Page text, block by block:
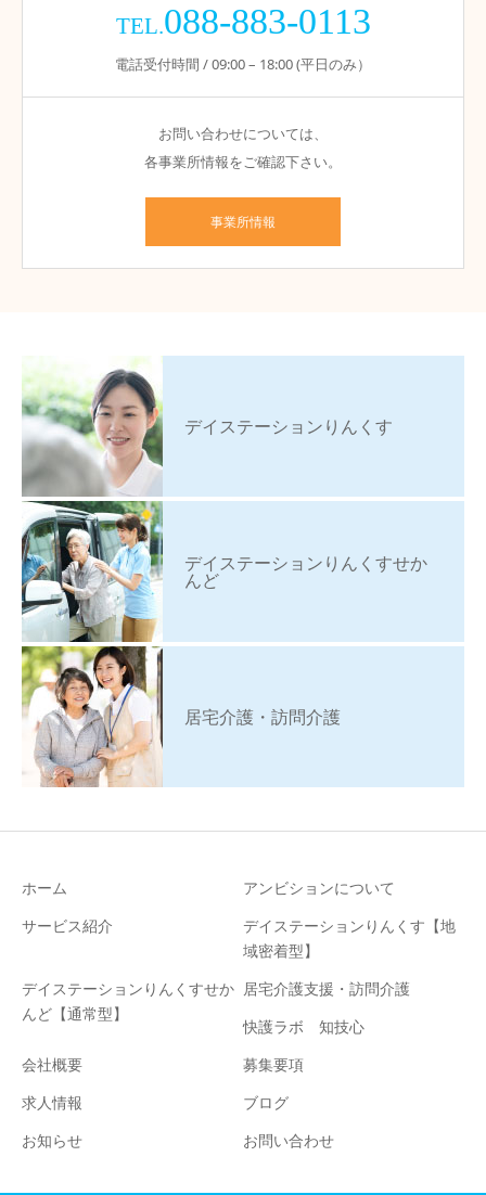
TEL.088-883-0113
電話受付時間 / 09:00 – 18:00 (平日のみ）
お問い合わせについては、
各事業所情報をご確認下さい。
事業所情報
デイステーションりんくす
デイステーションりんくすせか
んど
居宅介護・訪問介護
ホーム
アンビションについて
サービス紹介
デイステーションりんくす【地
域密着型】
デイステーションりんくすせか
んど【通常型】
居宅介護支援・訪問介護
快護ラボ 知技心
会社概要
募集要項
求人情報
ブログ
お知らせ
お問い合わせ